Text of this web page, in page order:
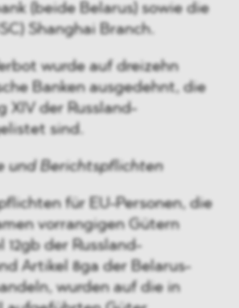
(beide Belarus) sowie die
Shanghai Branch.
wurde auf dreizehn
Banken ausgedehnt, die
XIV der Russland-
sind.
und Berichtspflichten
für EU-Personen, die
vorrangigen Gütern
der Russland-
Artikel 8ga der Belarus-
wurden auf die in